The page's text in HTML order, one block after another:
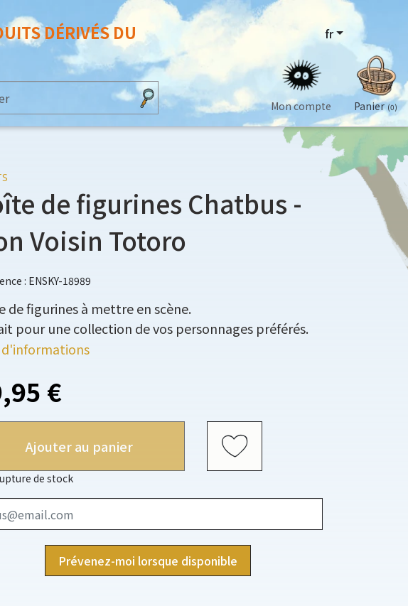
DÉRIVÉS DU
fr
Mon compte Panier (0)
de figurines Chatbus -
Voisin Totoro
: ENSKY-18989
de figurines à mettre en scène.
pour une collection de vos personnages préférés.
d'informations
€
Ajouter au panier
de stock
Prévenez-moi lorsque disponible